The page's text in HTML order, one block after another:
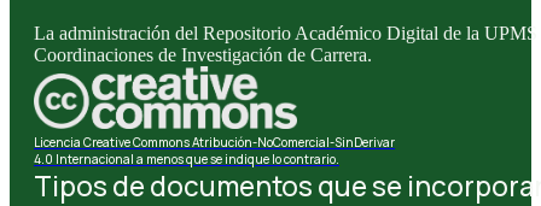
La administración del Repositorio Académico Digital de la
Coordinaciones de Investigación de Carrera.
Licencia Creative Commons Atribución-NoComercial-SinDerivar
4.0 Internacional a menos que se indique lo contrario.
Tipos de documentos que se